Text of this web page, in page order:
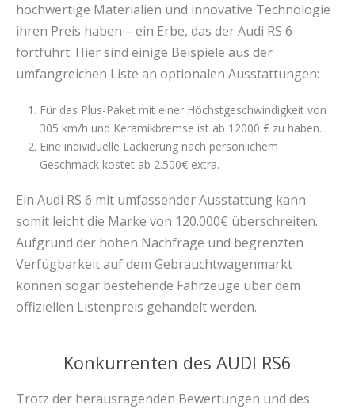
hochwertige Materialien und innovative Technologie
ihren Preis haben – ein Erbe, das der Audi RS 6
fortführt. Hier sind einige Beispiele aus der
umfangreichen Liste an optionalen Ausstattungen:
Für das Plus-Paket mit einer Höchstgeschwindigkeit von
305 km/h und Keramikbremse ist ab 12000 € zu haben.
Eine individuelle Lackierung nach persönlichem
Geschmack kostet ab 2.500€ extra.
Ein Audi RS 6 mit umfassender Ausstattung kann
somit leicht die Marke von 120.000€ überschreiten.
Aufgrund der hohen Nachfrage und begrenzten
Verfügbarkeit auf dem Gebrauchtwagenmarkt
können sogar bestehende Fahrzeuge über dem
offiziellen Listenpreis gehandelt werden.
Konkurrenten des AUDI RS6
Trotz der herausragenden Bewertungen und des